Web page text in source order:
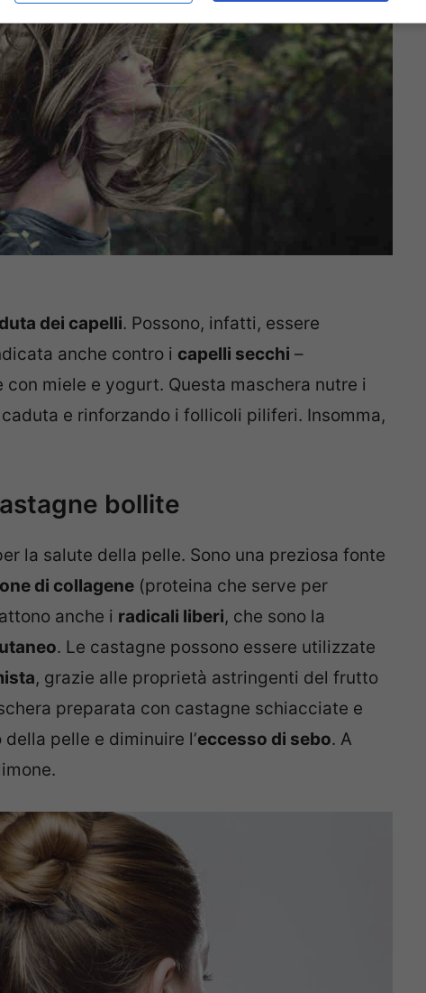
dei capelli. Possono, infatti, essere
anche contro i capelli secchi –
miele e yogurt. Questa maschera nutre i
e rinforzando i follicoli piliferi. Insomma,
bollite
la salute della pelle. Sono una preziosa fonte
di collagene (proteina che serve per
anche i radicali liberi, che sono la
. Le castagne possono essere utilizzate
, grazie alle proprietà astringenti del frutto
preparata con castagne schiacciate e
pelle e diminuire l’eccesso di sebo. A